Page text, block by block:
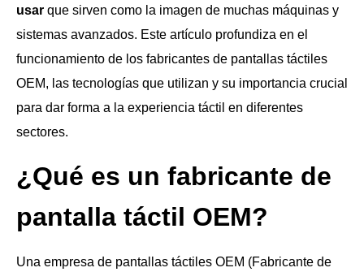
usar que sirven como la imagen de muchas máquinas y
sistemas avanzados. Este artículo profundiza en el
funcionamiento de los fabricantes de pantallas táctiles
OEM, las tecnologías que utilizan y su importancia crucial
para dar forma a la experiencia táctil en diferentes
sectores.
¿Qué es un fabricante de
pantalla táctil OEM?
Una empresa de pantallas táctiles OEM (Fabricante de